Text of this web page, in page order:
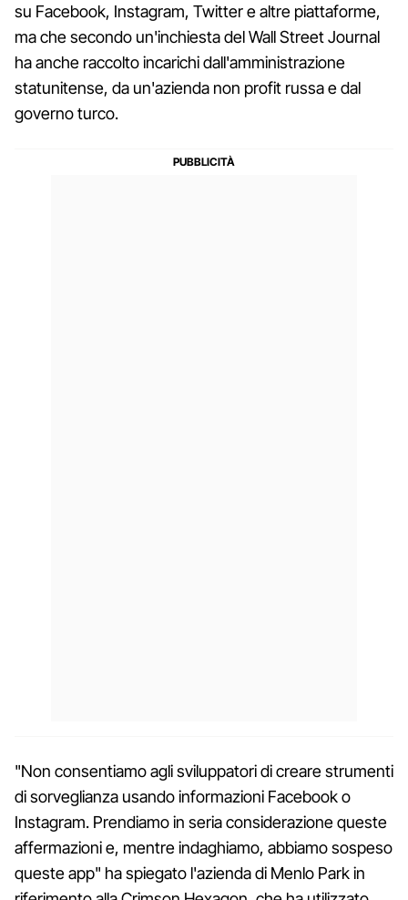
su Facebook, Instagram, Twitter e altre piattaforme,
ma che secondo un'inchiesta del Wall Street Journal
ha anche raccolto incarichi dall'amministrazione
statunitense, da un'azienda non profit russa e dal
governo turco.
"Non consentiamo agli sviluppatori di creare strumenti
di sorveglianza usando informazioni Facebook o
Instagram. Prendiamo in seria considerazione queste
affermazioni e, mentre indaghiamo, abbiamo sospeso
queste app" ha spiegato l'azienda di Menlo Park in